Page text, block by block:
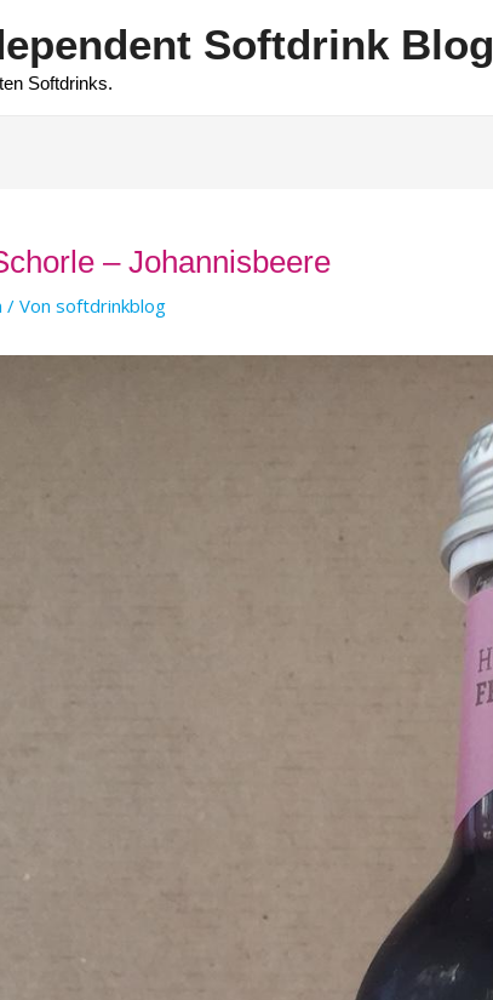
Softdrink Blog
Softdrinks.
– Johannisbeere
/ Von softdrinkblog